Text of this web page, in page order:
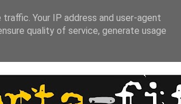
Your IP address and user-agent
quality of service, generate usage